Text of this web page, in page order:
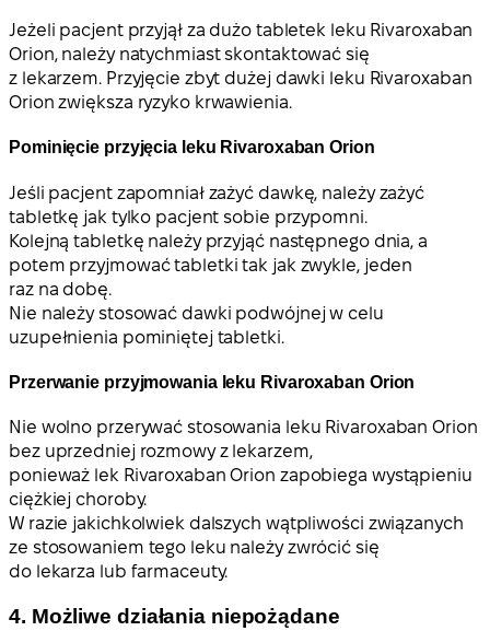
Jeżeli pacjent przyjął za dużo tabletek leku Rivaroxaban
Orion, należy natychmiast skontaktować się
z lekarzem. Przyjęcie zbyt dużej dawki leku Rivaroxaban
Orion zwiększa ryzyko krwawienia.
Pominięcie przyjęcia leku Rivaroxaban Orion
Jeśli pacjent zapomniał zażyć dawkę, należy zażyć
tabletkę jak tylko pacjent sobie przypomni.
Kolejną tabletkę należy przyjąć następnego dnia, a
potem przyjmować tabletki tak jak zwykle, jeden
raz na dobę.
Nie należy stosować dawki podwójnej w celu
uzupełnienia pominiętej tabletki.
Przerwanie przyjmowania leku Rivaroxaban Orion
Nie wolno przerywać stosowania leku Rivaroxaban Orion
bez uprzedniej rozmowy z lekarzem,
ponieważ lek Rivaroxaban Orion zapobiega wystąpieniu
ciężkiej choroby.
W razie jakichkolwiek dalszych wątpliwości związanych
ze stosowaniem tego leku należy zwrócić się
do lekarza lub farmaceuty.
4. Możliwe działania niepożądane